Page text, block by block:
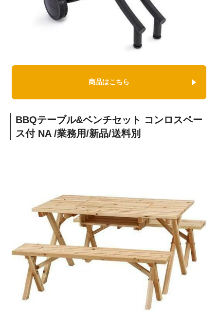
商品はこちら
BBQテーブル&ベンチセット コンロスペー
ス付 NA /業務用/新品/送料別